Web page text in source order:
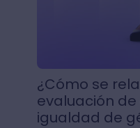
¿Cómo se
evaluación
igualdad de